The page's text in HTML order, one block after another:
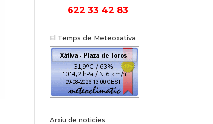
622 33 42 83
El Temps de Meteoxativa
Arxiu de noticies